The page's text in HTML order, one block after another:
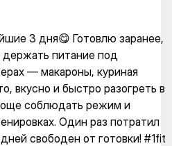
3 дня😋 Готовлю заранее,
питание под
— макароны, куриная
вкусно и быстро разогреть в
соблюдать режим и
Один раз потратил
свободен от готовки! #1fit